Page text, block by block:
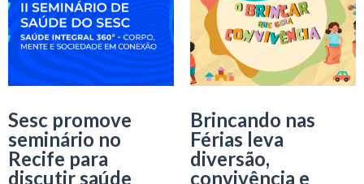
Sesc promove
seminário no
Recife para
discutir saúde
Brincando nas
Férias leva
diversão,
convivência e